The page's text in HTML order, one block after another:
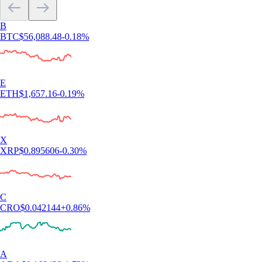
B
BTC$56,088.48-0.18%
E
ETH$1,657.16-0.19%
X
XRP$0.895606-0.30%
C
CRO$0.042144+0.86%
A